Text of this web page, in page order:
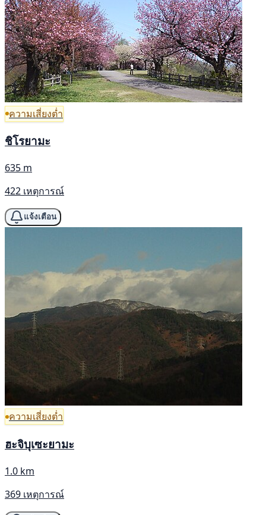
ความเสี่ยงต่ำ
ชิโรยามะ
635 m
422 เหตุการณ์
แจ้งเตือน
ความเสี่ยงต่ำ
ฮะจิบุเซะยามะ
1.0 km
369 เหตุการณ์